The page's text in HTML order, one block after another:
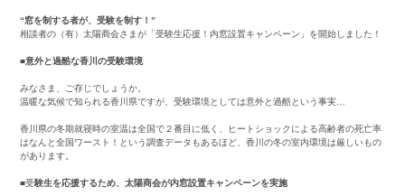
“窓を制する者が、受験を制す！”
相談者の（有）太陽商会さまが「受験生応援！内窓設置キャンペーン」を開始しました！
■意外と過酷な香川の受験環境
みなさま、ご存じでしょうか。
温暖な気候で知られる香川県ですが、受験環境としては意外と過酷という事実…
香川県の冬期就寝時の室温は全国で２番目に低く、ヒートショックによる高齢者の死亡率
はなんと全国ワースト！という調査データもあるほど、香川の冬の室内環境は厳しいもの
があります。
■受験生を応援するため、太陽商会が内窓設置キャンペーンを実施